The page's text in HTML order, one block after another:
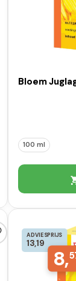
Bloem
100 ml
ADVIESPRIJS
13,19
8,